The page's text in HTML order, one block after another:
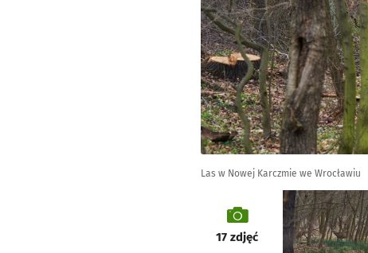
Las w Nowej Karczmie we Wrocławiu
galeria
17 zdjęć